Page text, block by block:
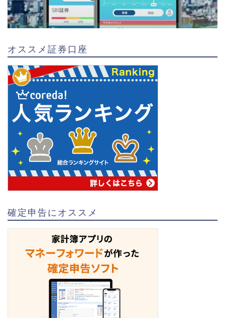
オススメ証券口座
確定申告にオススメ